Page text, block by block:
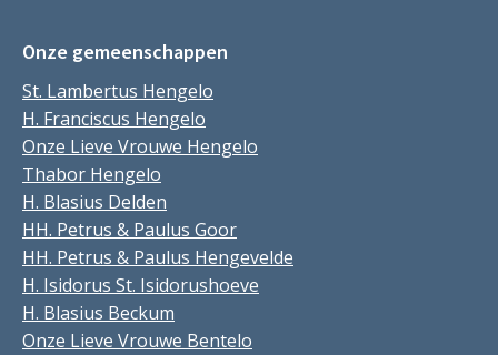
Onze gemeenschappen
St. Lambertus Hengelo
H. Franciscus Hengelo
Onze Lieve Vrouwe Hengelo
Thabor Hengelo
H. Blasius Delden
HH. Petrus & Paulus Goor
HH. Petrus & Paulus Hengevelde
H. Isidorus St. Isidorushoeve
H. Blasius Beckum
Onze Lieve Vrouwe Bentelo